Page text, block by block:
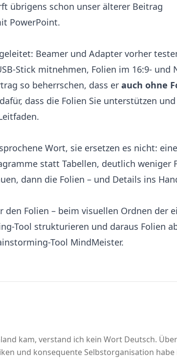
übrigens schon unser älterer Beitrag
PowerPoint.
Beamer und Adapter vorher
Stick mitnehmen, Folien im 16:9- und
so beherrschen, dass er auch ohne
dass die Folien Sie unterstützen
.
Wort, sie ersetzen es nicht: eine
statt Tabellen, deutlich weniger
dann die Folien – und Details ins
Folien – beim visuellen Ordnen der
Tool strukturieren und daraus Folien
Tool MindMeister.
kam, verstand ich kein Wort Deutsch. Über
und konsequente Selbstorganisation